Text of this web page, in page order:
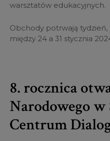
warsztatów edukacyjnych.
Obchody potrwają tydzień,
między 24 a 31 stycznia
8. rocznica
Narodowego w
Centrum